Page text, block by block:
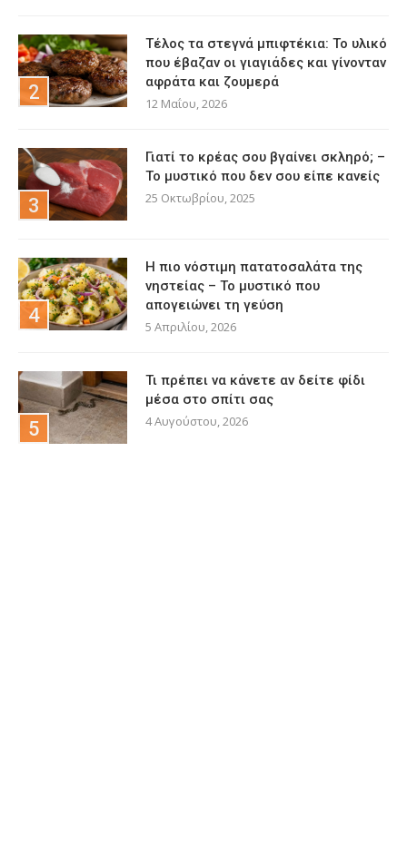
Τέλος τα στεγνά μπιφτέκια: Το υλικό
που έβαζαν οι γιαγιάδες και γίνονταν
αφράτα και ζουμερά
12 Μαΐου, 2026
Γιατί το κρέας σου βγαίνει σκληρό; –
Το μυστικό που δεν σου είπε κανείς
25 Οκτωβρίου, 2025
Η πιο νόστιμη πατατοσαλάτα της
νηστείας – Το μυστικό που
απογειώνει τη γεύση
5 Απριλίου, 2026
Τι πρέπει να κάνετε αν δείτε φίδι
μέσα στο σπίτι σας
4 Αυγούστου, 2026